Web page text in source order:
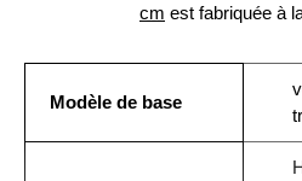
cm est fabriquée à
Modèle de base